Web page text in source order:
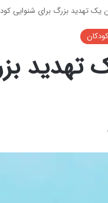
یک تهدید بزرگ برای شنوایی